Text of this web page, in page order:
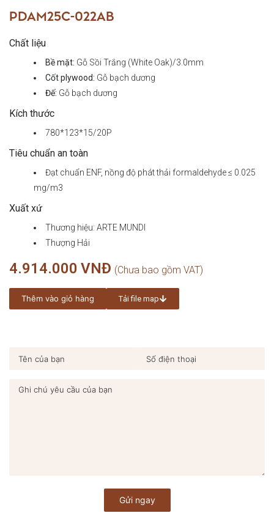
PDAM25C-022AB
Chất liệu
Bề mặt: Gỗ Sồi Trắng (White Oak)/3.0mm
Cốt plywood: Gỗ bạch dương
Đế: Gỗ bạch dương
Kích thước
780*123*15/20P
Tiêu chuẩn an toàn
Đạt chuẩn ENF, nồng độ phát thải formaldehyde ≤ 0.025
mg/m3
Xuất xứ
Thương hiệu: ARTE MUNDI
Thượng Hải
4.914.000 VNĐ
Thêm vào giỏ hàng Tải file map